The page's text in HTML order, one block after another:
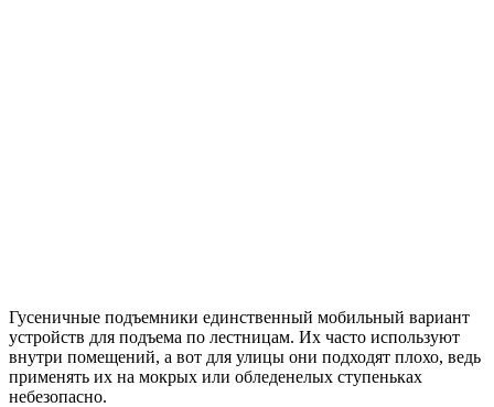
Гусеничные подъемники единственный мобильный вариант
устройств для подъема по лестницам. Их часто используют
внутри помещений, а вот для улицы они подходят плохо, ведь
применять их на мокрых или обледенелых ступеньках
небезопасно.